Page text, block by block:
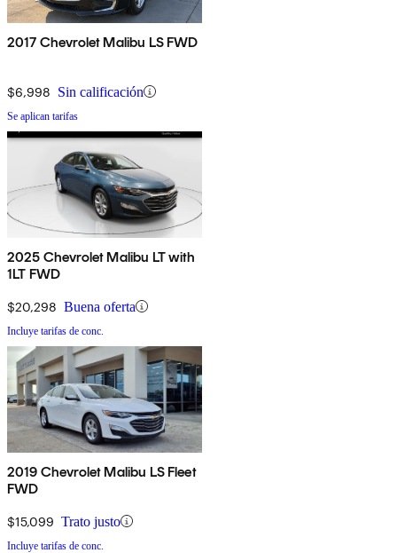
2017 Chevrolet Malibu LS FWD
$6,998 Sin calificación
Se aplican tarifas
2025 Chevrolet Malibu LT with
1LT FWD
$20,298 Buena oferta
Incluye tarifas de conc.
2019 Chevrolet Malibu LS Fleet
FWD
$15,099 Trato justo
Incluye tarifas de conc.